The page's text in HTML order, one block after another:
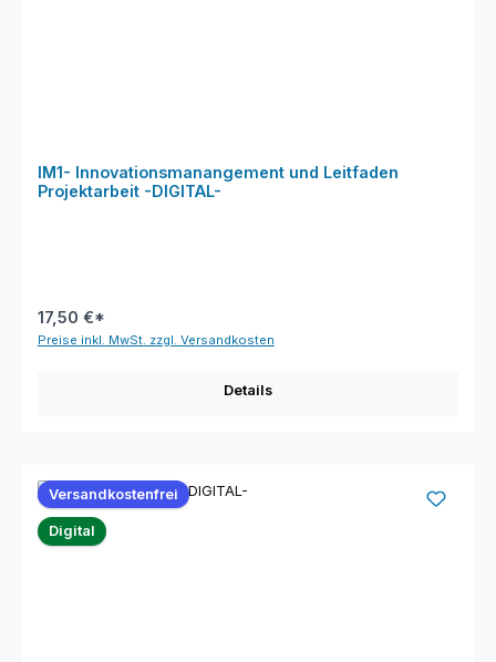
IM1- Innovationsmanangement und Leitfaden
Projektarbeit -DIGITAL-
17,50 €*
Preise inkl. MwSt. zzgl. Versandkosten
Details
Versandkostenfrei
Digital